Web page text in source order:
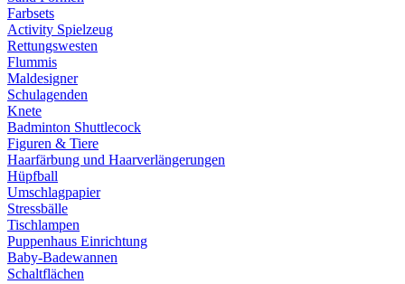
Farbsets
Activity Spielzeug
Rettungswesten
Flummis
Maldesigner
Schulagenden
Knete
Badminton Shuttlecock
Figuren & Tiere
Haarfärbung und Haarverlängerungen
Hüpfball
Umschlagpapier
Stressbälle
Tischlampen
Puppenhaus Einrichtung
Baby-Badewannen
Schaltflächen